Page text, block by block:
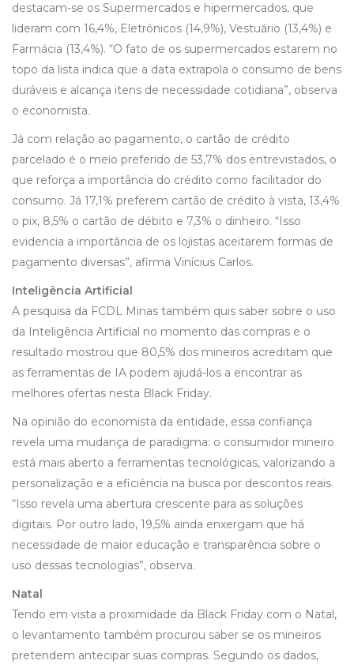
destacam-se os Supermercados e hipermercados, que
lideram com 16,4%, Eletrônicos (14,9%), Vestuário (13,4%) e
Farmácia (13,4%). “O fato de os supermercados estarem no
topo da lista indica que a data extrapola o consumo de bens
duráveis e alcança itens de necessidade cotidiana”, observa
o economista.
Já com relação ao pagamento, o cartão de crédito
parcelado é o meio preferido de 53,7% dos entrevistados, o
que reforça a importância do crédito como facilitador do
consumo. Já 17,1% preferem cartão de crédito à vista, 13,4%
o pix, 8,5% o cartão de débito e 7,3% o dinheiro. “Isso
evidencia a importância de os lojistas aceitarem formas de
pagamento diversas”, afirma Vinícius Carlos.
Inteligência Artificial
A pesquisa da FCDL Minas também quis saber sobre o uso
da Inteligência Artificial no momento das compras e o
resultado mostrou que 80,5% dos mineiros acreditam que
as ferramentas de IA podem ajudá-los a encontrar as
melhores ofertas nesta Black Friday.
Na opinião do economista da entidade, essa confiança
revela uma mudança de paradigma: o consumidor mineiro
está mais aberto a ferramentas tecnológicas, valorizando a
personalização e a eficiência na busca por descontos reais.
“Isso revela uma abertura crescente para as soluções
digitais. Por outro lado, 19,5% ainda enxergam que há
necessidade de maior educação e transparência sobre o
uso dessas tecnologias”, observa.
Natal
Tendo em vista a proximidade da Black Friday com o Natal,
o levantamento também procurou saber se os mineiros
pretendem antecipar suas compras. Segundo os dados,